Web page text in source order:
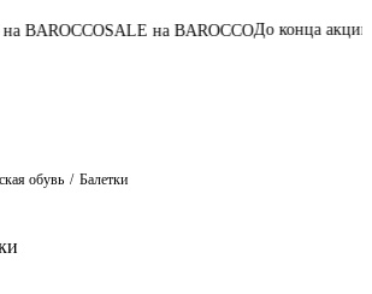
SALE на BAROCCOДо конца акции05:13:20:09
обувь Балетки